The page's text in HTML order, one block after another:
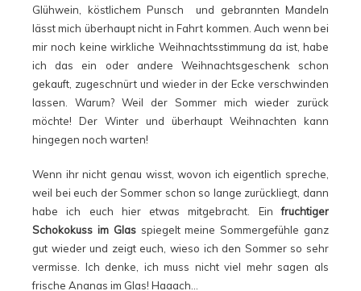
Glühwein, köstlichem Punsch und gebrannten Mandeln
lässt mich überhaupt nicht in Fahrt kommen. Auch wenn bei
mir noch keine wirkliche Weihnachtsstimmung da ist, habe
ich das ein oder andere Weihnachtsgeschenk schon
gekauft, zugeschnürt und wieder in der Ecke verschwinden
lassen. Warum? Weil der Sommer mich wieder zurück
möchte! Der Winter und überhaupt Weihnachten kann
hingegen noch warten!
Wenn ihr nicht genau wisst, wovon ich eigentlich spreche,
weil bei euch der Sommer schon so lange zurückliegt, dann
habe ich euch hier etwas mitgebracht. Ein fruchtiger
Schokokuss im Glasspiegelt meine Sommergefühle ganz
gut wieder und zeigt euch, wieso ich den Sommer so sehr
vermisse. Ich denke, ich muss nicht viel mehr sagen als
frische Ananas im Glas! Haaach…